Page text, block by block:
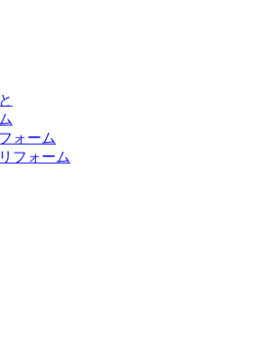
ォーム
フォーム